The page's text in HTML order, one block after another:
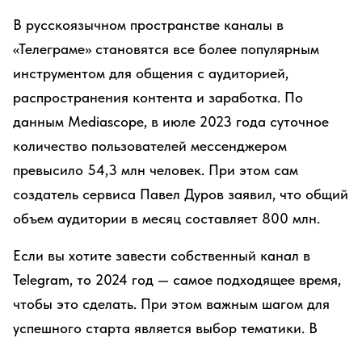
В русскоязычном пространстве каналы в
«Телеграме» становятся все более популярным
инструментом для общения с аудиторией,
распространения контента и заработка. По
данным Mediascope, в июле 2023 года суточное
количество пользователей мессенджером
превысило 54,3 млн человек. При этом сам
создатель сервиса Павел Дуров заявил, что общий
объем аудитории в месяц составляет 800 млн.
Если вы хотите завести собственный канал в
Telegram, то 2024 год — самое подходящее время,
чтобы это сделать. При этом важным шагом для
успешного старта является выбор тематики. В